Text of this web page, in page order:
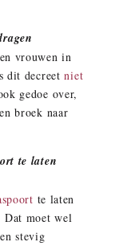
vrouwen in
dit decreetniet
gedoe over,
broek naar
te laten
te laten
Dat moet wel
stevig